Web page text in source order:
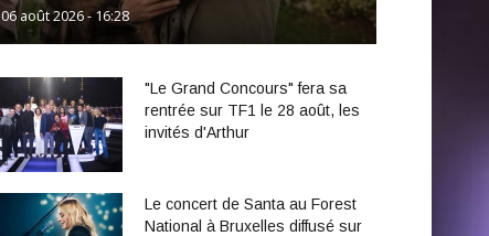
06 août 2026 - 16:28
"Le Grand Concours" fera sa
rentrée sur TF1 le 28 août, les
invités d'Arthur
Le concert de Santa au Forest
National à Bruxelles diffusé sur